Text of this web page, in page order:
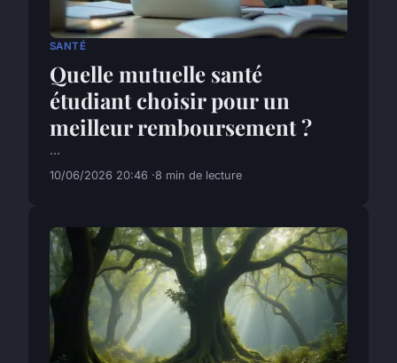
SANTÉ
Quelle mutuelle santé
étudiant choisir pour un
meilleur remboursement ?
...
10/06/2026 20:46 8 min de lecture